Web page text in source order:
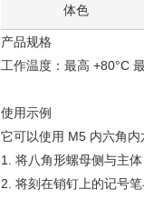
体色
产品规格
工作温度：最高 +80°C
使用示例
它可以使用 M5 内六角
1. 将八角形螺母侧与主
2. 将刻在销钉上的记号